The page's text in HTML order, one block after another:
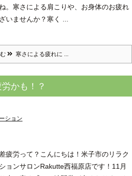
。 寒さによる肩こりや、お身体のお疲れ
いませんか？ 寒く ...
寒さによる疲れに ...
かも！？
ション
疲労って？ こんにちは！米子市のリラク
ョンサロンRakutte西福原店です！ 11月